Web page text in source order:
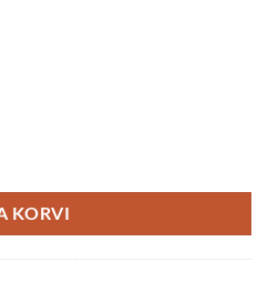
KORVI